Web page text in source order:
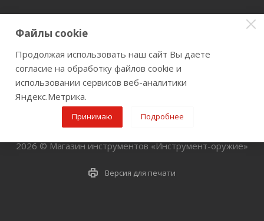
8 800 77-00-962
г. Пермь, ул. Павла Преображенского, д.6А,
помещение 3
2026 © Магазин инструментов «Инструмент-оружие»
Версия для печати
Файлы cookie
Продолжая использовать наш сайт Вы даете
согласие на обработку файлов cookie и
использовании сервисов веб-аналитики
Яндекс.Метрика.
Принимаю Подробнее